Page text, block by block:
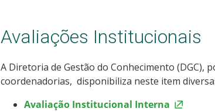
Avaliações Institucionais
A Diretoria de Gestão do Conhecimento (DGC),
coordenadorias, disponibiliza neste item
Avaliação Institucional Interna